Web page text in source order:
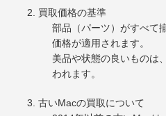
買取価格の基準
部品（パーツ）がすべて
価格が適用されます。
美品や状態の良いものは
われます。
古いMacの買取について